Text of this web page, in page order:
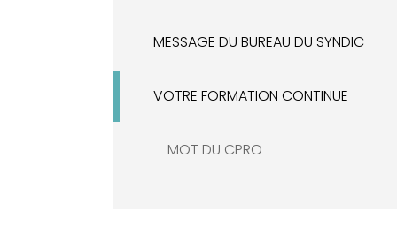
MESSAGE DU BUREAU DU SYNDIC
VOTRE FORMATION CONTINUE
MOT DU CPRO